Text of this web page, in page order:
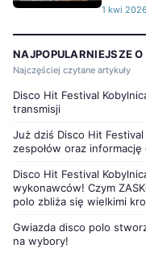
1 kwi 2026
NAJPOPULARNIEJSZE
Najczęściej czytane artykuły
Disco Hit Festival
transmisji
Już dziś Disco Hit
zespołów oraz informację
Disco Hit Festival
wykonawców! Czym
polo zbliża się wielkimi
Gwiazda disco polo
na wybory!